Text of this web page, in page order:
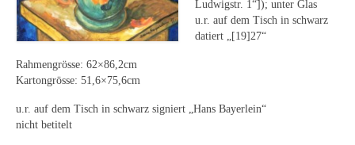
Ernst Geitlinger
Erich Hartmann
Wilhelm von Hillern-Flinsch
Karl Otto Hy
Ludwigstr. 1“]); unter Glas
u.r. auf dem Tisch in schwarz
datiert „[19]27“
Rahmengrösse: 62×86,2cm
Kartongrösse: 51,6×75,6cm
u.r. auf dem Tisch in schwarz signiert „Hans Bayerlein“
nicht betitelt